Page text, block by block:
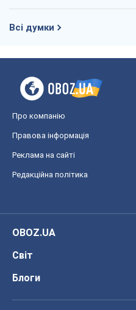
Всі думки
Про компанію
Правова інформація
Реклама на сайті
Редакційна політика
OBOZ.UA
Світ
Блоги